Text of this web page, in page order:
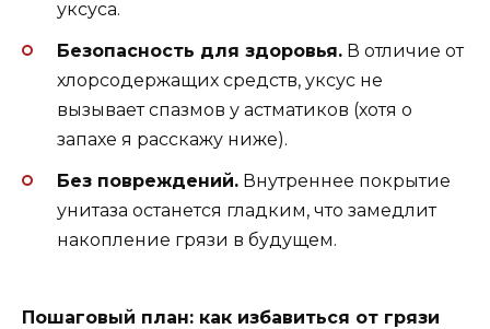
уксуса.
Безопасность для здоровья. В отличие от
хлорсодержащих средств, уксус не
вызывает спазмов у астматиков (хотя о
запахе я расскажу ниже).
Без повреждений. Внутреннее покрытие
унитаза останется гладким, что замедлит
накопление грязи в будущем.
Пошаговый план: как избавиться от грязи